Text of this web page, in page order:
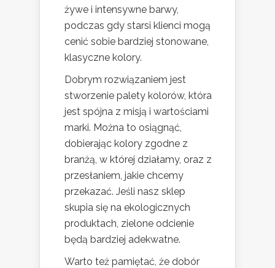
żywe i intensywne barwy,
podczas gdy starsi klienci mogą
cenić sobie bardziej stonowane,
klasyczne kolory.
Dobrym rozwiązaniem jest
stworzenie palety kolorów, która
jest spójna z misją i wartościami
marki. Można to osiągnąć,
dobierając kolory zgodne z
branżą, w której działamy, oraz z
przesłaniem, jakie chcemy
przekazać. Jeśli nasz sklep
skupia się na ekologicznych
produktach, zielone odcienie
będą bardziej adekwatne.
Warto też pamiętać, że dobór